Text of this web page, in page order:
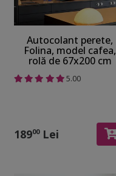
Autocolant perete,
Folina, model cafea,
rolă de 67x200 cm
5.00
18900Lei